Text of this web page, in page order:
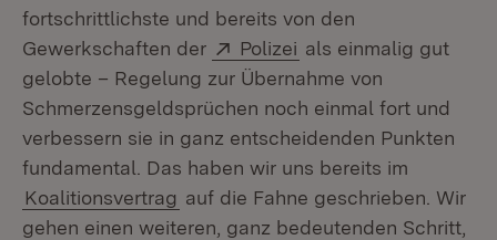
fortschrittlichste und bereits von den
Gewerkschaften der
Extern:
Polizei (Öffnet in neuem
als einmalig gut
gelobte – Regelung zur Übernahme von
Schmerzensgeldsprüchen noch einmal fort und
verbessern sie in ganz entscheidenden Punkten
fundamental. Das haben wir uns bereits im
Koalitionsvertrag auf die Fahne geschrieben. Wir
gehen einen weiteren, ganz bedeutenden Schritt,